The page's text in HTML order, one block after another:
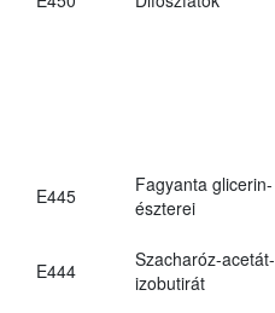
E445
Fagyanta glicerin-
észterei
E444
Szacharóz-acetát-
izobutirát